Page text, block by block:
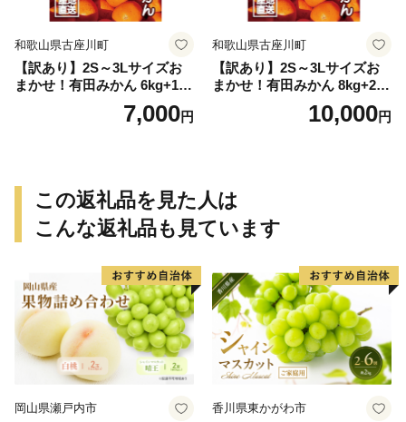
和歌山県古座川町
【訳あり】2S～3Lサイズお
まかせ！有田みかん 6kg+1kg
保証分 11月から12月下旬ま
でに順次発送致します。 / 訳
7,000円
和歌山県古座川町
【訳あり】2S～3Lサイズお
まかせ！有田みかん 8kg+2kg
保証分 11月から12月下旬ま
でに順次発送致します。 / 訳
10,000円
この返礼品を見た人は
こんな返礼品も見ています
岡山県瀬戸内市 香川県東かがわ市